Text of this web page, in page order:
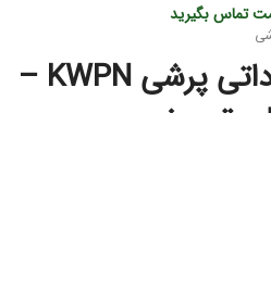
تماس بگیرید
🐎 اسب دوسَر وارداتی پرشی KWPN –
| نسل‌برتر مخصوص